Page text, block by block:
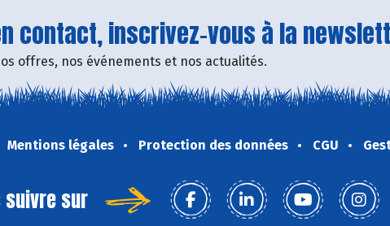
contact, inscrivez-vous à la
offres, nos événements et nos actualités.
Mentions légales Protection des données CGU
suivre sur